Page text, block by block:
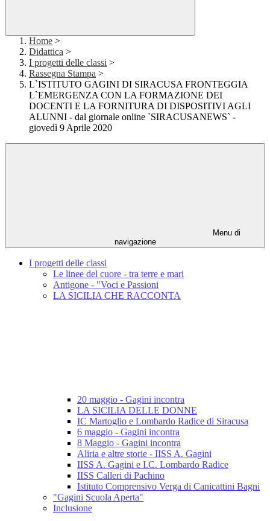
Home >
Didattica >
I progetti delle classi >
Rassegna Stampa >
L`ISTITUTO GAGINI DI SIRACUSA FRONTEGGIA
L`EMERGENZA CON LA FORMAZIONE DEI
DOCENTI E LA FORNITURA DI DISPOSITIVI AGLI
ALUNNI - dal giornale online `SIRACUSANEWS` -
giovedì 9 Aprile 2020
Menu di
navigazione
I progetti delle classi
Le linee del cuore - tra terre e mari
Antigone - "Voci e Passioni
LA SICILIA CHE RACCONTA
20 maggio - Gagini incontra
LA SICILIA DELLE DONNE
IC Martoglio e Lombardo Radice di Siracusa
6 maggio - Gagini incontra
8 Maggio - Gagini incontra
Aliria e altre storie - IISS A. Gagini
IISS A. Gagini e I.C. Lombardo Radice
IISS Calleri di Pachino
Istituto Comprensivo Verga di Canicattini Bagni
"Gagini Scuola Aperta"
Inclusione